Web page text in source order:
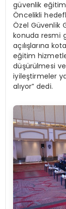
güvenlik
Öncelikli
Özel Güvenlik
konuda resmi
açılışlarına
eğitim
düşürülmesi
iyileştirmeler
alıyor” dedi.